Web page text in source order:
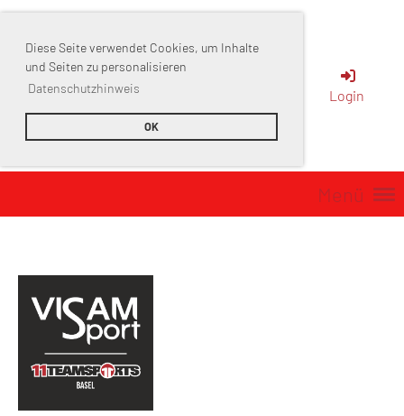
Diese Seite verwendet Cookies, um Inhalte
und Seiten zu personalisieren
Datenschutzhinweis
OK
Sportverein
Muttenz
Login
Menü